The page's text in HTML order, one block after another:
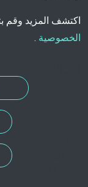
اكتشف المزيد وقم
الخصوصية .